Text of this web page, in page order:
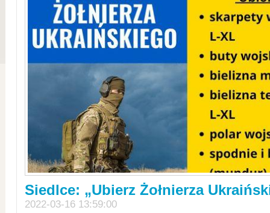
Siedlce: „Ubierz Żołnierza
2022-03-16 13:59:00